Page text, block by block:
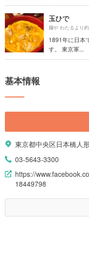
玉ひで
麺や わたるより約
1891年に日本
す。 東京軍...
基本情報
東京都中央区日本橋人
03-5643-3300
https://
18449798